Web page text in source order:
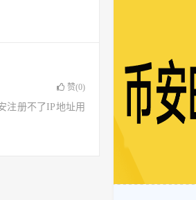
赞(0)
注册不了IP地址用